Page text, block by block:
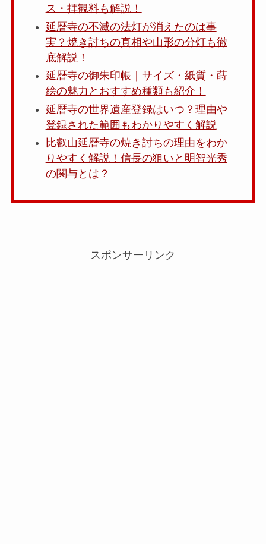
ス・拝観料も解説！
延暦寺の不滅の法灯が消えたのは事
実？焼き討ちの真相や山形の分灯も徹
底解説！
延暦寺の御朱印帳｜サイズ・紙質・蒔
絵の魅力とおすすめ種類も紹介！
延暦寺の世界遺産登録はいつ？理由や
登録された範囲もわかりやすく解説
比叡山延暦寺の焼き討ちの理由をわか
りやすく解説！信長の狙いと明智光秀
の関与とは？
スポンサーリンク